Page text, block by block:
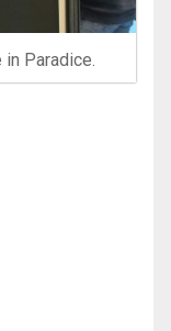
Paradice.